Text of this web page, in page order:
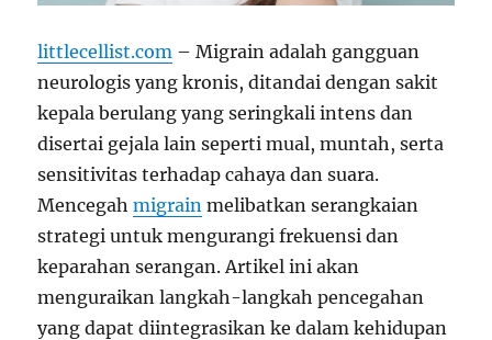
littlecellist.com – Migrain adalah gangguan
neurologis yang kronis, ditandai dengan sakit
kepala berulang yang seringkali intens dan
disertai gejala lain seperti mual, muntah, serta
sensitivitas terhadap cahaya dan suara.
Mencegahmigrain melibatkan serangkaian
strategi untuk mengurangi frekuensi dan
keparahan serangan. Artikel ini akan
menguraikan langkah-langkah pencegahan
yang dapat diintegrasikan ke dalam kehidupan